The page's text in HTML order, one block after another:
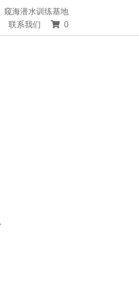
窥海潜水训练基地
联系我们 0